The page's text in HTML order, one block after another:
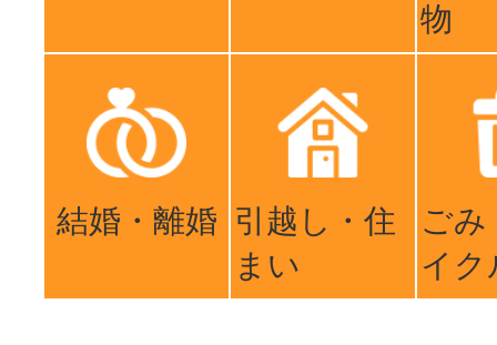
物
結婚・離婚 引越し・住
まい
ごみ
イク